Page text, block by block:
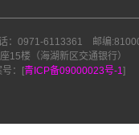
：0971-6113361 邮编
15楼（海湖新区交通银行
号：[青ICP备09000023号-1]